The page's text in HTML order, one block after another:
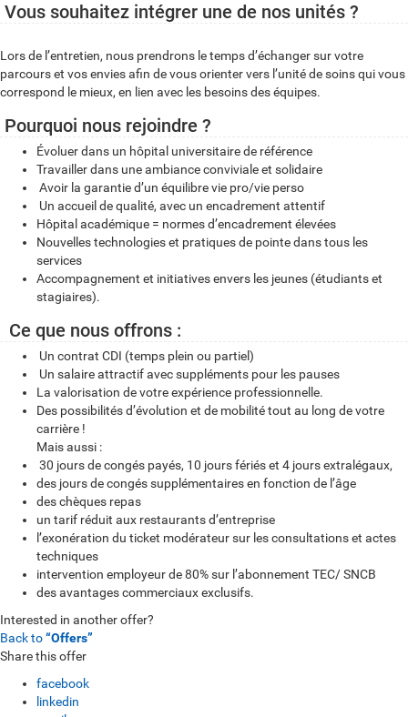
Vous souhaitez intégrer une de nos unités ?
Lors de l’entretien, nous prendrons le temps d’échanger sur votre
parcours et vos envies afin de vous orienter vers l’unité de soins qui vous
correspond le mieux, en lien avec les besoins des équipes.
Pourquoi nous rejoindre ?
Évoluer dans un hôpital universitaire de référence
Travailler dans une ambiance conviviale et solidaire
Avoir la garantie d’un équilibre vie pro/vie perso
Un accueil de qualité, avec un encadrement attentif
Hôpital académique = normes d’encadrement élevées
Nouvelles technologies et pratiques de pointe dans tous les
services
Accompagnement et initiatives envers les jeunes (étudiants et
stagiaires).
Ce que nous offrons :
Un contrat CDI (temps plein ou partiel)
Un salaire attractif avec suppléments pour les pauses
La valorisation de votre expérience professionnelle.
Des possibilités d’évolution et de mobilité tout au long de votre
carrière !
Mais aussi :
30 jours de congés payés, 10 jours fériés et 4 jours extralégaux,
des jours de congés supplémentaires en fonction de l’âge
des chèques repas
un tarif réduit aux restaurants d’entreprise
l’exonération du ticket modérateur sur les consultations et actes
techniques
intervention employeur de 80% sur l’abonnement TEC/ SNCB
des avantages commerciaux exclusifs.
Interested in another offer?
Back to“Offers”
Share this offer
facebook
linkedin